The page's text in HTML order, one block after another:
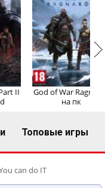
Вход
II
God of War
на пк
Топовые игры
can do IT